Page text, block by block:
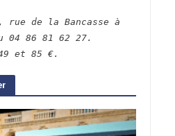
de la Bancasse à
04 86 81 62 27.
et 85 €.